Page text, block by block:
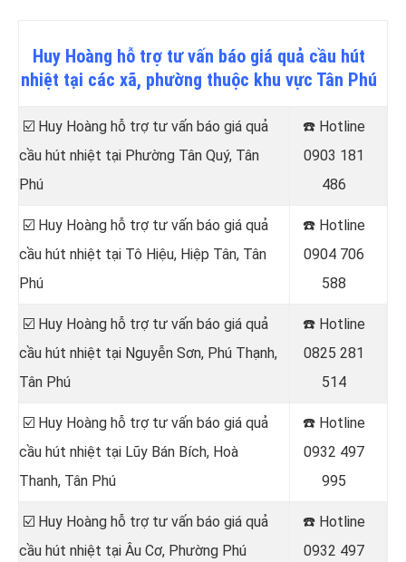
Huy Hoàng hỗ trợ tư vấn báo giá quả cầu hút
nhiệt tại các xã, phường thuộc khu vực Tân Phú
☑️ Huy Hoàng hỗ trợ tư vấn báo giá quả
cầu hút nhiệt tại Phường Tân Quý, Tân
Phú
☎️ Hotline
0903 181
486
☑️ Huy Hoàng hỗ trợ tư vấn báo giá quả
cầu hút nhiệt tại Tô Hiệu, Hiệp Tân, Tân
Phú
☎️ Hotline
0904 706
588
☑️ Huy Hoàng hỗ trợ tư vấn báo giá quả
cầu hút nhiệt tại Nguyễn Sơn, Phú Thạnh,
Tân Phú
☎️ Hotline
0825 281
514
☑️ Huy Hoàng hỗ trợ tư vấn báo giá quả
cầu hút nhiệt tại Lũy Bán Bích, Hoà
Thanh, Tân Phú
☎️ Hotline
0932 497
995
☑️ Huy Hoàng hỗ trợ tư vấn báo giá quả
cầu hút nhiệt tại Âu Cơ, Phường Phú
☎️ Hotline
0932 497